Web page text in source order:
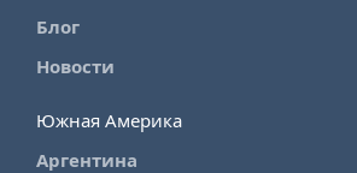
Блог
Новости
Южная Америка
Аргентина